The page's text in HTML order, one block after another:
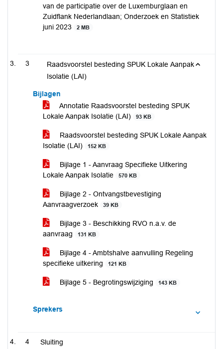
van de participatie over de Luxemburglaan en
Zuidflank Nederlandlaan; Onderzoek en Statistiek
juni 2023
2 MB
3
Raadsvoorstel besteding SPUK Lokale Aanpak
Isolatie (LAI)
Bijlagen
Annotatie Raadsvoorstel besteding SPUK
Lokale Aanpak Isolatie (LAI)
93 KB
Raadsvoorstel besteding SPUK Lokale Aanpak
Isolatie (LAI)
152 KB
Bijlage 1 - Aanvraag Specifieke Uitkering
Lokale Aanpak Isolatie
570 KB
Bijlage 2 - Ontvangstbevestiging
Aanvraagverzoek
39 KB
Bijlage 3 - Beschikking RVO n.a.v. de
aanvraag
131 KB
Bijlage 4 - Ambtshalve aanvulling Regeling
specifieke uitkering
121 KB
Bijlage 5 - Begrotingswijziging 143 KB
Sprekers
4 Sluiting